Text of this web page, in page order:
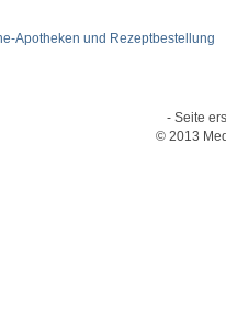
Apotheken und Rezeptbestellung
- Seite
© 2013